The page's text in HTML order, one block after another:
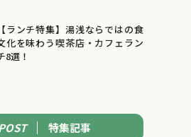
【ランチ特集】湯浅ならではの食
化を味わう喫茶店・カフェラン
8選！
特集記事